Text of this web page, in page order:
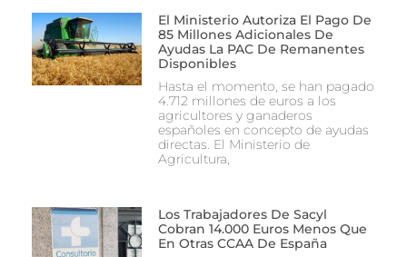
El Ministerio Autoriza El Pago De
85 Millones Adicionales De
Ayudas La PAC De Remanentes
Disponibles
Hasta el momento, se han pagado
4.712 millones de euros a los
agricultores y ganaderos
españoles en concepto de ayudas
directas. El Ministerio de
Agricultura,
Los Trabajadores De Sacyl
Cobran 14.000 Euros Menos Que
En Otras CCAA De España